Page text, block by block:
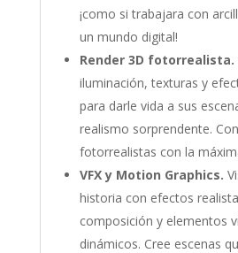
¡como si trabajara con
un mundo digital!
Render 3D fotorrealista.
iluminación, texturas y
para darle vida a sus
realismo sorprendente.
fotorrealistas con la
VFX y Motion Graphics.
historia con efectos
composición y elementos
dinámicos. Cree escenas